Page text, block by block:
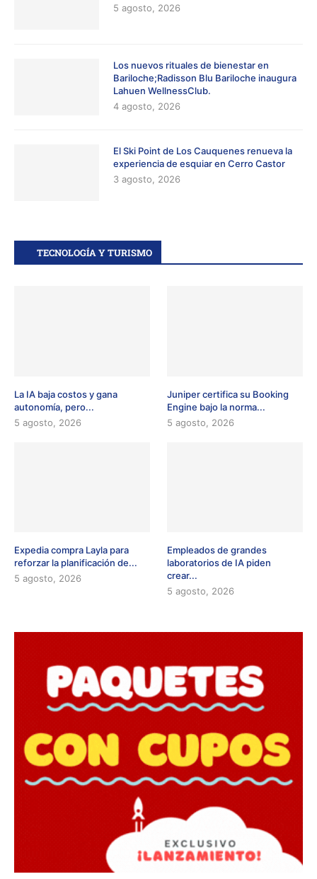
5 agosto, 2026
Los nuevos rituales de bienestar en
Bariloche;Radisson Blu Bariloche inaugura
Lahuen WellnessClub.
4 agosto, 2026
El Ski Point de Los Cauquenes renueva la
experiencia de esquiar en Cerro Castor
3 agosto, 2026
TECNOLOGÍA Y TURISMO
La IA baja costos y gana
autonomía, pero...
5 agosto, 2026
Juniper certifica su Booking
Engine bajo la norma...
5 agosto, 2026
Expedia compra Layla para
reforzar la planificación de...
5 agosto, 2026
Empleados de grandes
laboratorios de IA piden
crear...
5 agosto, 2026